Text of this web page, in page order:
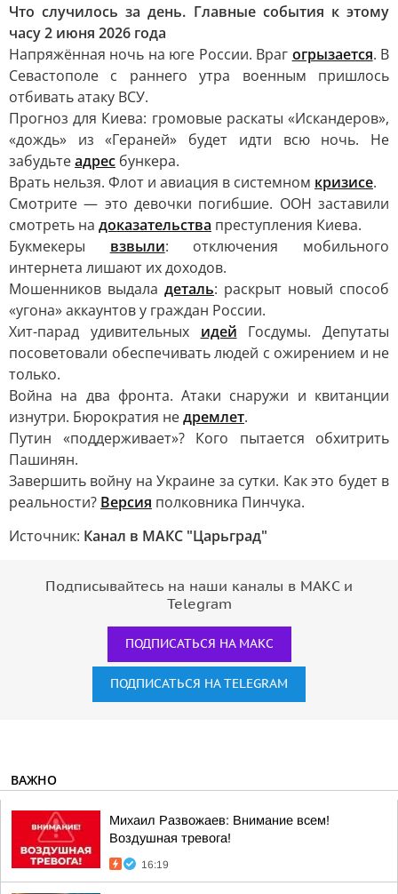
Что случилось за день. Главные события к этому
часу 2 июня 2026 года
Напряжённая ночь на юге России. Враг огрызается. В
Севастополе с раннего утра военным пришлось
отбивать атаку ВСУ.
Прогноз для Киева: громовые раскаты «Искандеров»,
«дождь» из «Гераней» будет идти всю ночь. Не
забудьтеадрес бункера.
Врать нельзя. Флот и авиация в системном кризисе.
Смотрите — это девочки погибшие. ООН заставили
смотреть на доказательства преступления Киева.
Букмекеры взвыли: отключения мобильного
интернета лишают их доходов.
Мошенников выдала деталь: раскрыт новый способ
«угона» аккаунтов у граждан России.
Хит-парад удивительных идей Госдумы. Депутаты
посоветовали обеспечивать людей с ожирением и не
только.
Война на два фронта. Атаки снаружи и квитанции
изнутри. Бюрократия недремлет.
Путин «поддерживает»? Кого пытается обхитрить
Пашинян.
Завершить войну на Украине за сутки. Как это будет в
реальности? Версия полковника Пинчука.
Источник: Канал в МАКС "Царьград"
Подписывайтесь на наши каналы в МАКС и
Telegram
ПОДПИСАТЬСЯ НА МАКС
ПОДПИСАТЬСЯ НА TELEGRAM
ВАЖНО
Михаил Развожаев: Внимание всем!
Воздушная тревога!
16:19